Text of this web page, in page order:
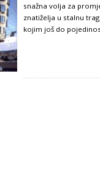
snažna volja za
znatiželja u stalnu
kojim još do